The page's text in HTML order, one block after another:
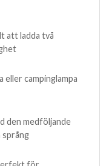
att ladda två
eller campinglampa
den medföljande
språng